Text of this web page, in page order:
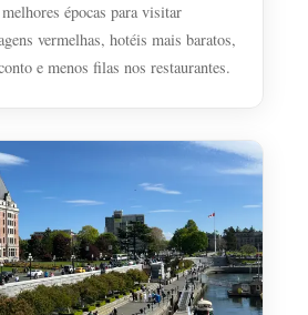
épocas para visitar
vermelhas, hotéis mais baratos,
e menos filas nos restaurantes.